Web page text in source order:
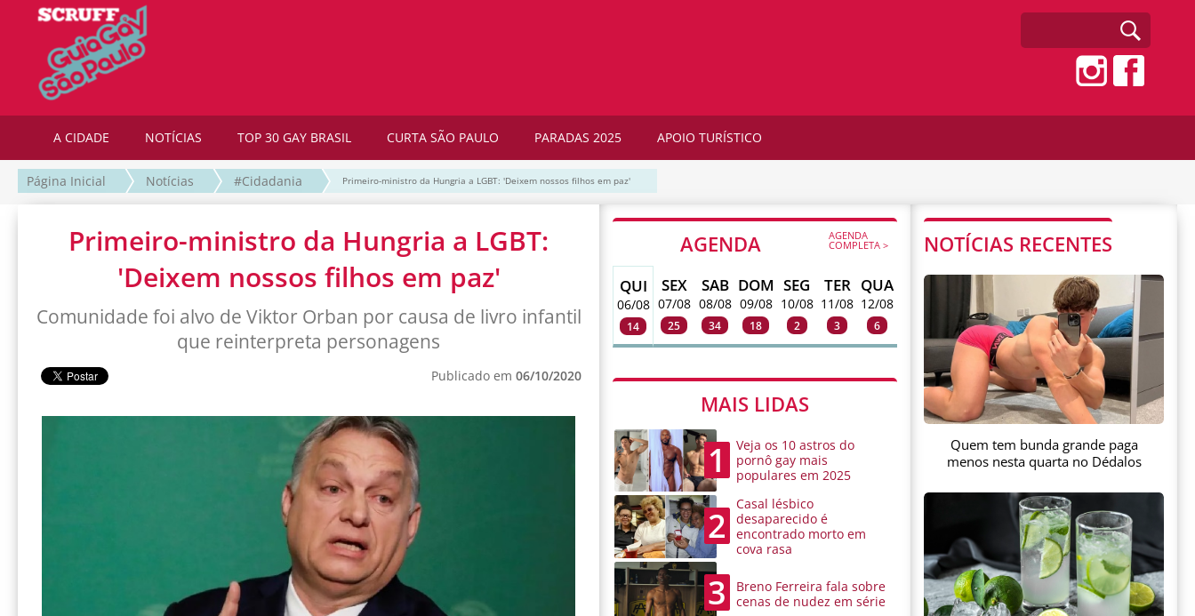
A CIDADE NOTÍCIAS TOP 30 GAY BRASIL CURTA SÃO PAULO PARADAS 2025 APOIO TURÍSTICO
Página Inicial Notícias #Cidadania Primeiro-ministro da Hungria a LGBT: 'Deixem nossos filhos em paz'
Primeiro-ministro da Hungria a LGBT:
'Deixem nossos filhos em paz'
Comunidade foi alvo de Viktor Orban por causa de livro infantil
que reinterpreta personagens
Publicado em 06/10/2020
AGENDA AGENDA
COMPLETA >
QUI
06/08
14
SEX
07/08
25
SAB
08/08
34
DOM
09/08
18
SEG
10/08
2
TER
11/08
3
QUA
12/08
6
MAIS LIDAS
1
Veja os 10 astros do
pornô gay mais
populares em 2025
2
Casal lésbico
desaparecido é
encontrado morto em
cova rasa
3
Breno Ferreira fala sobre
cenas de nudez em série
NOTÍCIAS RECENTES
Quem tem bunda grande paga
menos nesta quarta no Dédalos